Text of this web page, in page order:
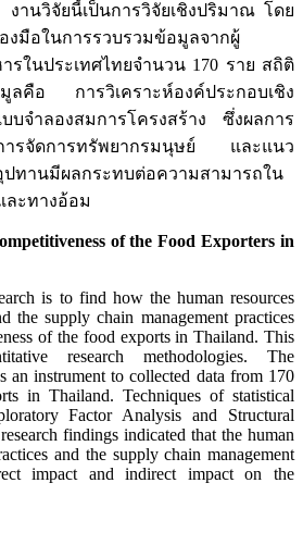
งานวิจัยนี้เป็นการวิจัยเชิงปริมาณ โดย
งมือในการรวบรวมข้อมูลจากผู้
รในประเทศไทยจำนวน 170 ราย สถิติ
มูลคือ การวิเคราะห์องค์ประกอบเชิง
บจำลองสมการโครงสร้าง ซึ่งผลการ
ารจัดการทรัพยากรมนุษย์ และแนว
ทานมีผลกระทบต่อความสามารถใน
ละทางอ้อม
of the Food Exporters in
is to find how the human resources
the supply chain management practices
of the food exports in Thailand. This
research methodologies. The
an instrument to collected data from 170
in Thailand. Techniques of statistical
Factor Analysis and Structural
findings indicated that the human
and the supply chain management
impact and indirect impact on the